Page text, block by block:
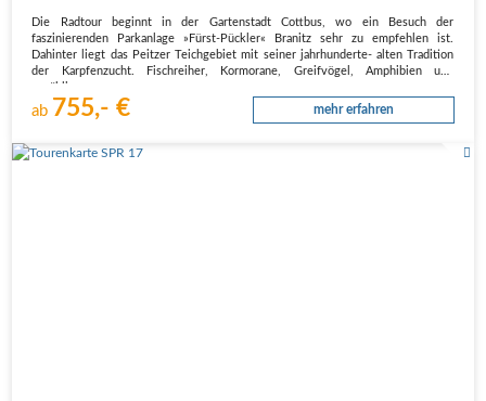
Die Radtour beginnt in der Gartenstadt Cottbus, wo ein Besuch der
faszinierenden Parkanlage »Fürst-Pückler« Branitz sehr zu empfehlen ist.
Dahinter liegt das Peitzer Teichgebiet mit seiner jahrhunderte- alten Tradition
der Karpfenzucht. Fischreiher, Kormorane, Greifvögel, Amphibien und
ab 755,- € mehr erfahren